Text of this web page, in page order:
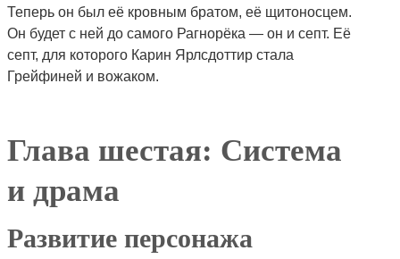
Теперь он был её кровным братом, её щитоносцем.
Он будет с ней до самого Рагнорёка — он и септ. Её
септ, для которого Карин Ярлсдоттир стала
Грейфиней и вожаком.
Глава шестая: Система
и драма
Развитие персонажа